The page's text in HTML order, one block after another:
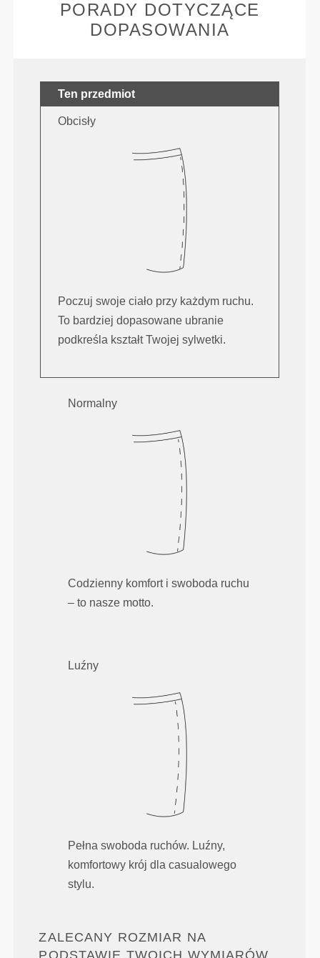
PORADY DOTYCZĄCE
DOPASOWANIA
Ten przedmiot
Obcisły
Poczuj swoje ciało przy każdym ruchu.
To bardziej dopasowane ubranie
podkreśla kształt Twojej sylwetki.
Normalny
Codzienny komfort i swoboda ruchu
– to nasze motto.
Luźny
Pełna swoboda ruchów. Luźny,
komfortowy krój dla casualowego
stylu.
ZALECANY ROZMIAR NA
PODSTAWIE TWOICH WYMIARÓW